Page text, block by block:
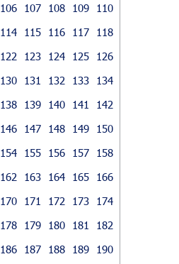
106 107 108 109
110
114 115 116 117
118
122 123 124 125
126
130 131 132 133
134
138 139 140 141
142
146 147 148 149
150
154 155 156 157
158
162 163 164 165
166
170 171 172 173
174
178 179 180 181
182
186 187 188 189
190